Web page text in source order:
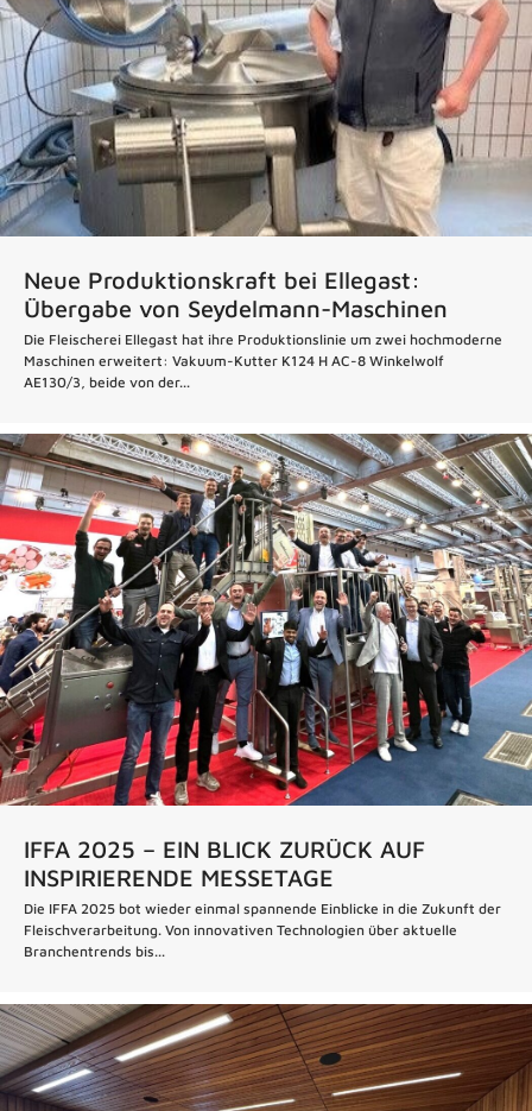
Neue Produktionskraft bei Ellegast:
Übergabe von Seydelmann-Maschinen
Die Fleischerei Ellegast hat ihre Produktionslinie um zwei hochmoderne
Maschinen erweitert: Vakuum-Kutter K124 H AC-8 Winkelwolf
AE130/3, beide von der...
IFFA 2025 – EIN BLICK ZURÜCK AUF
INSPIRIERENDE MESSETAGE
Die IFFA 2025 bot wieder einmal spannende Einblicke in die Zukunft der
Fleischverarbeitung. Von innovativen Technologien über aktuelle
Branchentrends bis...